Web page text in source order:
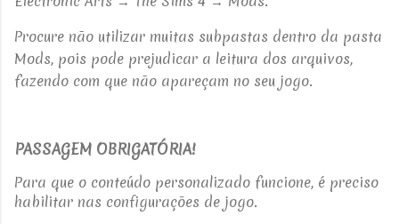
Procure não utilizar muitas subpastas dentro da pasta
Mods, pois pode prejudicar a leitura dos arquivos,
fazendo com que não apareçam no seu jogo.
PASSAGEM OBRIGATÓRIA!
Para que o conteúdo personalizado funcione, é preciso
habilitar nas configurações de jogo.